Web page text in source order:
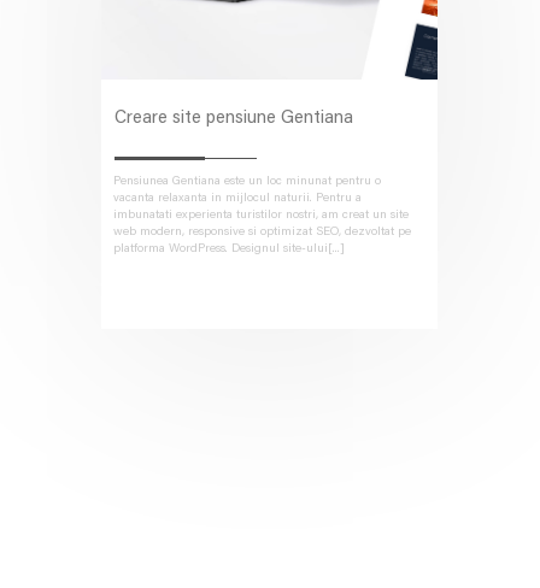
Creare site pensiune Gentiana
Pensiunea Gentiana este un loc minunat pentru o
vacanta relaxanta in mijlocul naturii. Pentru a
imbunatati experienta turistilor nostri, am creat un site
web modern, responsive si optimizat SEO, dezvoltat pe
platforma WordPress. Designul site-ului[...]